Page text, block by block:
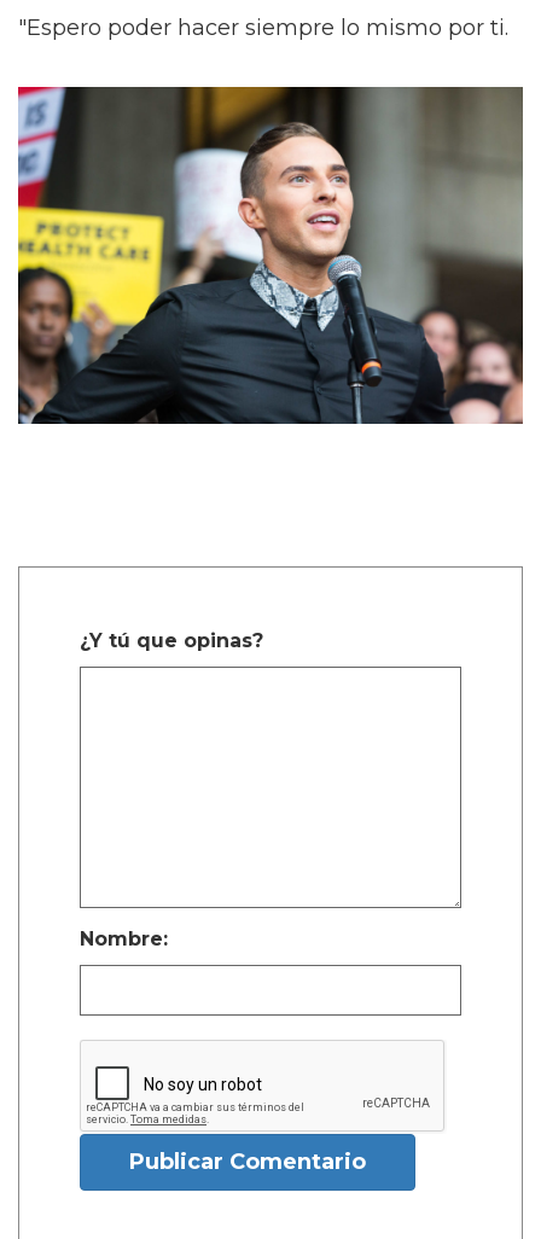
"Espero poder hacer siempre lo mismo por ti.
¿Y tú que opinas?
Nombre:
Publicar Comentario